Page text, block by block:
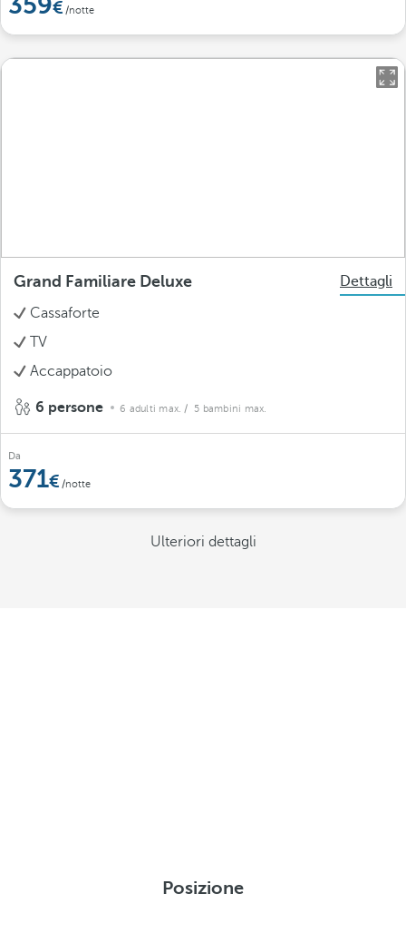
/notte
Grand Familiare Deluxe
Dettagli
Cassaforte
TV
Accappatoio
6 persone 6 adulti max. / 5 bambini max.
Da
371 /notte
Ulteriori dettagli
Posizione